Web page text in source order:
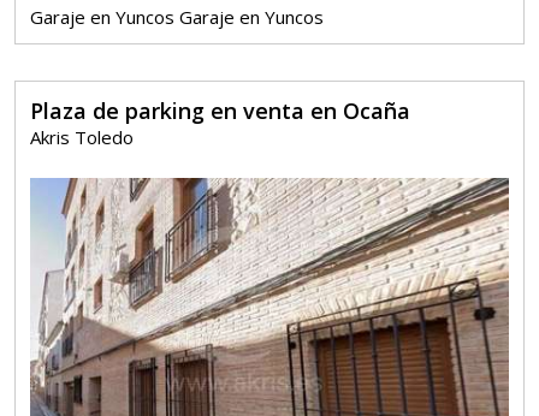
Garaje en Yuncos Garaje en Yuncos
Plaza de parking en venta en Ocaña
Akris Toledo